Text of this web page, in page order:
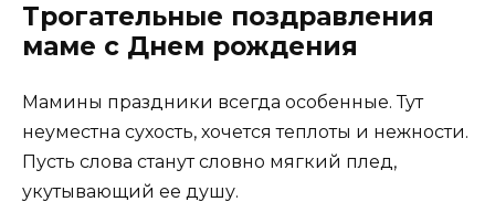
Трогательные поздравления
маме с Днем рождения
Мамины праздники всегда особенные. Тут
неуместна сухость, хочется теплоты и нежности.
Пусть слова станут словно мягкий плед,
укутывающий ее душу.